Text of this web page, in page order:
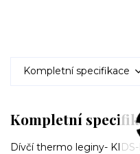
Kompletní specifikace
Kompletní
Dívčí thermo leginy-